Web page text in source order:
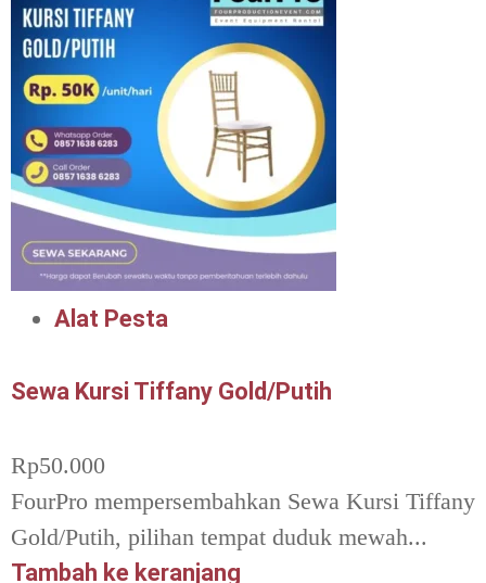
Alat Pesta
Sewa Kursi Tiffany Gold/Putih
Rp50.000
FourPro mempersembahkan Sewa Kursi Tiffany
Gold/Putih, pilihan tempat duduk mewah...
Tambah ke keranjang